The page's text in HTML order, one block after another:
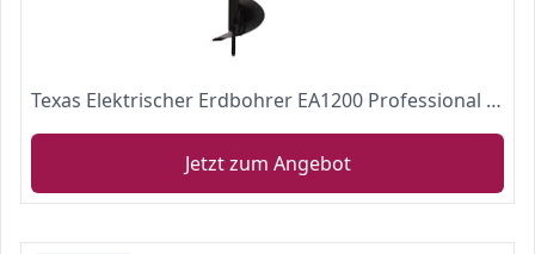
Texas Elektrischer Erdbohrer EA1200 Professional Erdlochbohrer Erdbohrgerät
Jetzt zum Angebot